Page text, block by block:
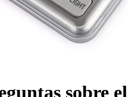
sobre el